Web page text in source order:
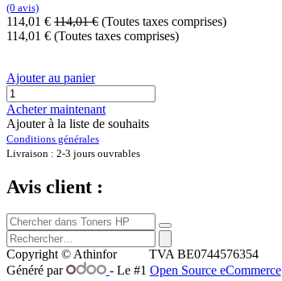
(0 avis)
114,01 € 114,01€ (Toutes taxes comprises)
114,01 € (Toutes taxes comprises)
Ajouter au panier
Acheter maintenant
Ajouter à la liste de souhaits
Conditions générales
Livraison : 2-3 jours ouvrables
Avis client :
Copyright © Athinfor TVA BE0744576354
Généré par
- Le #1 Open Source eCommerce